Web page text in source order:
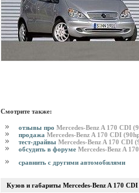
Смотрите также:
отзывы про Mercedes-Benz A 170 CDI
продажа Mercedes-Benz A 170 CDI
тест-драйвы Mercedes-Benz A 170 CDI
обсудить в форуме Mercedes-Benz A
сравнить с другими автомобилями
Кузов и габариты Mercedes-Benz A 170